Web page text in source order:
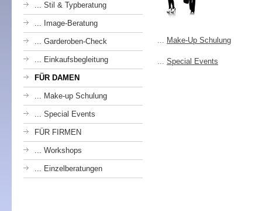
... Stil & Typberatung
... Image-Beratung
... Garderoben-Check
... Einkaufsbegleitung
FÜR DAMEN
... Make-up Schulung
... Special Events
FÜR FIRMEN
... Workshops
... Einzelberatungen
... Make-Up Schulung
... Special Events